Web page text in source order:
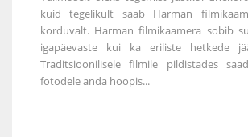
kuid tegelikult saab Harman
korduvalt. Harman filmikaamera sobib
igapäevaste kui ka eriliste hetkede
Traditsioonilisele filmile pildistades
fotodele anda hoopis...